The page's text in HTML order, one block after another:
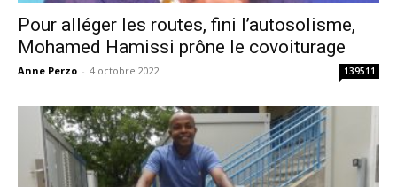
Pour alléger les routes, fini l’autosolisme,
Mohamed Hamissi prône le covoiturage
Anne Perzo - 4 octobre 2022 139511